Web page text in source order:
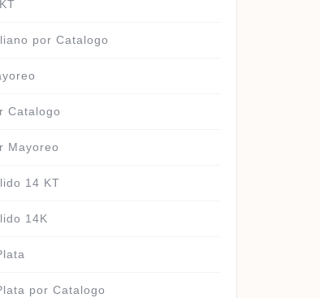
por Catalogo
Catalogo
Mayoreo
14 KT
14K
por Catalogo